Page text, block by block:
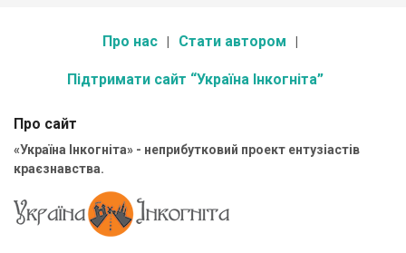
Про нас Стати автором
Підтримати сайт “Україна Інкогніта”
Про сайт
«Україна Інкогніта» - неприбутковий проект ентузіастів
краєзнавства.